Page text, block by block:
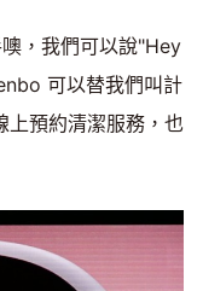
，我們可以說"Hey
可以替我們叫計
上預約清潔服務，也